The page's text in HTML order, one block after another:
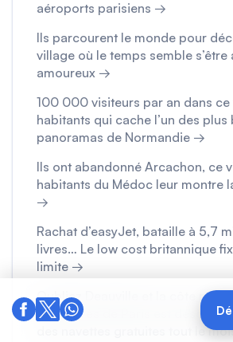
aéroports parisiens →
Ils parcourent le monde pour
village où le temps semble
amoureux →
100 000 visiteurs par an dans ce
habitants qui cache l’un des plus
panoramas de Normandie →
Ils ont abandonné Arcachon, ce
habitants du Médoc leur montre
→
Rachat d’easyJet, bataille à 5,7
livres… Le low cost britannique
limite →
Oubliez Deauville et la côte
plage près de Paris est
des navettes gratuites tout le